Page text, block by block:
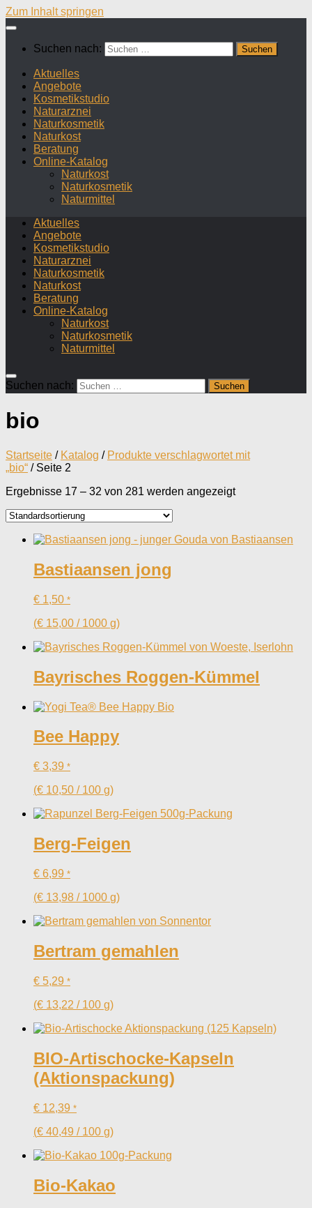
Zum Inhalt springen
Suchen nach:
Aktuelles
Angebote
Kosmetikstudio
Naturarznei
Naturkosmetik
Naturkost
Beratung
Online-Katalog
Naturkost
Naturkosmetik
Naturmittel
Aktuelles
Angebote
Kosmetikstudio
Naturarznei
Naturkosmetik
Naturkost
Beratung
Online-Katalog
Naturkost
Naturkosmetik
Naturmittel
Suchen nach:
bio
Startseite / Katalog / Produkte verschlagwortet mit
„bio“ / Seite 2
Ergebnisse 17 – 32 von 281 werden angezeigt
Bastiaansen jong
€ 1,50 *
(€ 15,00 / 1000 g)
Bayrisches Roggen-Kümmel
Bee Happy
€ 3,39 *
(€ 10,50 / 100 g)
Berg-Feigen
€ 6,99 *
(€ 13,98 / 1000 g)
Bertram gemahlen
€ 5,29 *
(€ 13,22 / 100 g)
BIO-Artischocke-Kapseln
(Aktionspackung)
€ 12,39 *
(€ 40,49 / 100 g)
Bio-Kakao